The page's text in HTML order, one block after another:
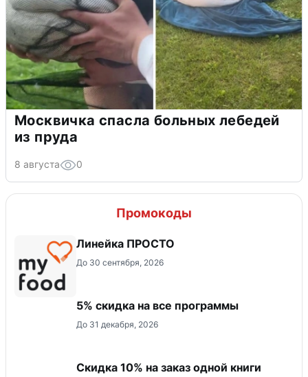
Москвичка спасла больных лебедей
из пруда
8 августа 0
Промокоды
Линейка ПРОСТО
До 30 сентября, 2026
5% скидка на все программы
До 31 декабря, 2026
Скидка 10% на заказ одной книги